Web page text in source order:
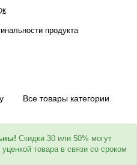
продукта
Все товары категории
Скидки 30 или 50% могут
товара в связи со сроком